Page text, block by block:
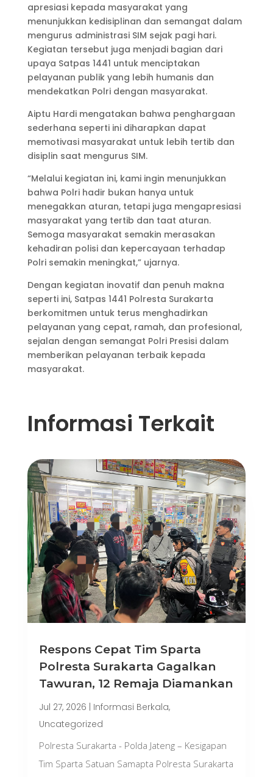
apresiasi kepada masyarakat yang
menunjukkan kedisiplinan dan semangat dalam
mengurus administrasi SIM sejak pagi hari.
Kegiatan tersebut juga menjadi bagian dari
upaya Satpas 1441 untuk menciptakan
pelayanan publik yang lebih humanis dan
mendekatkan Polri dengan masyarakat.
Aiptu Hardi mengatakan bahwa penghargaan
sederhana seperti ini diharapkan dapat
memotivasi masyarakat untuk lebih tertib dan
disiplin saat mengurus SIM.
“Melalui kegiatan ini, kami ingin menunjukkan
bahwa Polri hadir bukan hanya untuk
menegakkan aturan, tetapi juga mengapresiasi
masyarakat yang tertib dan taat aturan.
Semoga masyarakat semakin merasakan
kehadiran polisi dan kepercayaan terhadap
Polri semakin meningkat,” ujarnya.
Dengan kegiatan inovatif dan penuh makna
seperti ini, Satpas 1441 Polresta Surakarta
berkomitmen untuk terus menghadirkan
pelayanan yang cepat, ramah, dan profesional,
sejalan dengan semangat Polri Presisi dalam
memberikan pelayanan terbaik kepada
masyarakat.
Informasi Terkait
Respons Cepat Tim Sparta
Polresta Surakarta Gagalkan
Tawuran, 12 Remaja Diamankan
Jul 27, 2026 Informasi Berkala,
Uncategorized
Polresta Surakarta - Polda Jateng – Kesigapan
Tim Sparta Satuan Samapta Polresta Surakarta